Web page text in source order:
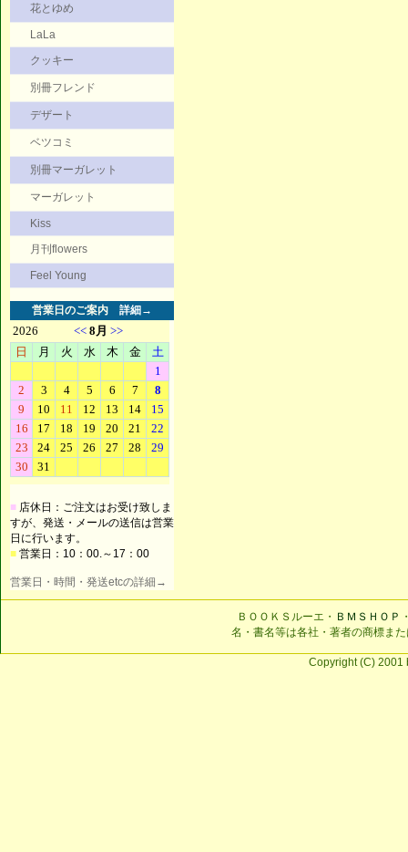
花とゆめ
LaLa
クッキー
別冊フレンド
デザート
ベツコミ
別冊マーガレット
マーガレット
Kiss
月刊flowers
Feel Young
営業日のご案内 詳細→
■ 店休日：ご注文はお受け致しま
すが、発送・メールの送信は営業
日に行います。
■ 営業日：10：00.～17：00
営業日・時間・発送etcの詳細→
ＢＯＯＫＳルーエ・ ＢＭＳＨＯＰ
名・書名等は各社・著者の商標ま
Copyright (C) 2001